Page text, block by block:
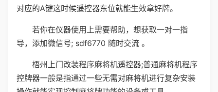
对应的A键这时候遥控器东位就能生效拿好牌。
若你在仪器使用上需要帮助，想获取一对一指
导，添加微信号; sdf6770 随时交流 。
梧州上门改装程序麻将机遥控器;普通麻将机程序
控牌器一般是指通过一些无需对麻将机进行复杂安装